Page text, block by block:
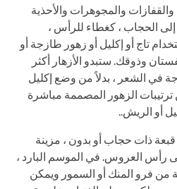
والمجوهرات والأحذية
إلى الحجاب ، كغطاء للرأس ،
تاج أو إكليل أو زهور طازجة أو
وذوقك. ستبدو الأزهار أكثر
في الشعر ، بدلاً من وضع إكليل
الزهور المصممة مباشرة
أو الريش..
ذات حجاب أو بدون ، مزينة
رأس العروس. في الموسم البارد ،
من فرو المنك أو السمور ويمكن